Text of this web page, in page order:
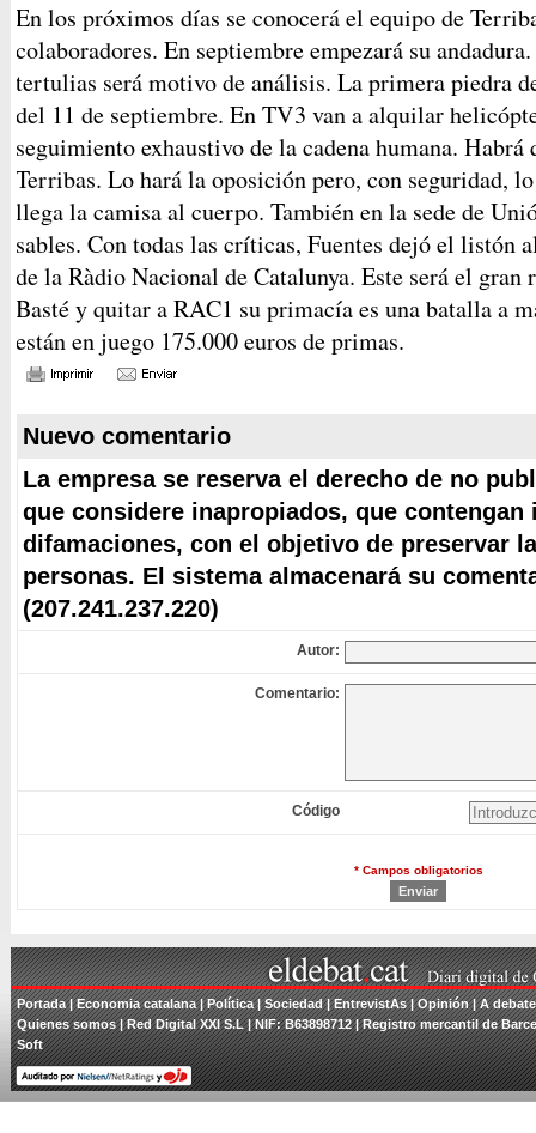
En los próximos días se conocerá el equipo de
colaboradores. En septiembre empezará su
tertulias será motivo de análisis. La primera piedra
del 11 de septiembre. En TV3 van a alquilar
seguimiento exhaustivo de la cadena humana.
Terribas. Lo hará la oposición pero, con seguridad,
llega la camisa al cuerpo. También en la sede de
sables. Con todas las críticas, Fuentes dejó el listón
de la Ràdio Nacional de Catalunya. Este será el gran
Basté y quitar a RAC1 su primacía es una batalla a
están en juego 175.000 euros de primas.
Nuevo comentario
La empresa se reserva el derecho de no
que considere inapropiados, que
difamaciones, con el objetivo de preservar
personas. El sistema almacenará su
(207.241.237.220)
Autor:
Comentario:
Código
* Campos obligatorios
Portada| Economia catalana |Política|Sociedad|EntrevistAs|Opinión|A debate
Quienes somos| Red Digital XXI S.L | NIF: B63898712 | Registro mercantil de
Soft